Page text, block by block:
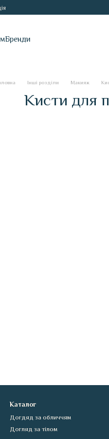
Бренди
Інші розділи Макияж
Кисти для
Каталог
Догдяд за обличчям
Догляд за тілом